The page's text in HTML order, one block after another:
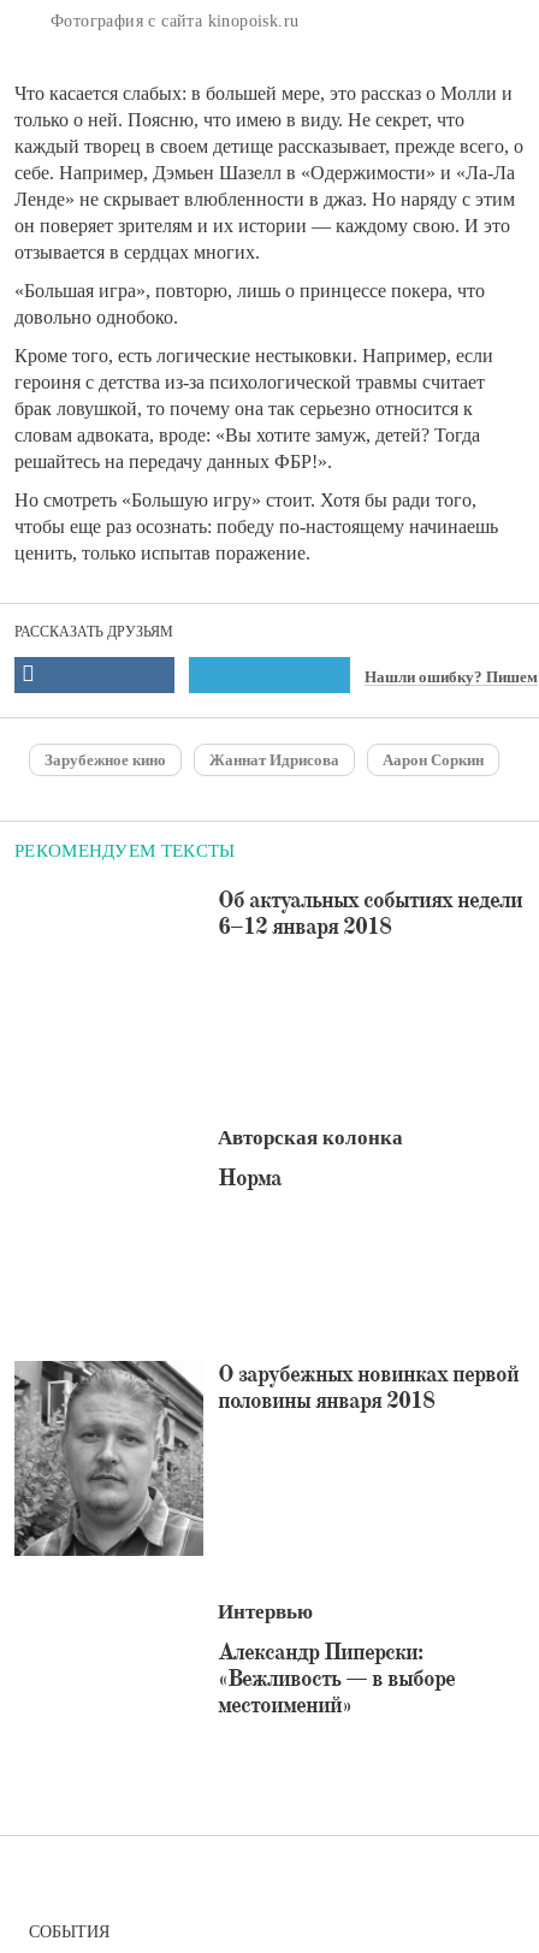
Фотография с сайта kinopoisk.ru
Что касается слабых: в большей мере, это рассказ о Молли и
только о ней. Поясню, что имею в виду. Не секрет, что
каждый творец в своем детище рассказывает, прежде всего, о
себе. Например, Дэмьен Шазелл в «Одержимости» и «Ла-Ла
Ленде» не скрывает влюбленности в джаз. Но наряду с этим
он поверяет зрителям и их истории — каждому свою. И это
отзывается в сердцах многих.
«Большая игра», повторю, лишь о принцессе покера, что
довольно однобоко.
Кроме того, есть логические нестыковки. Например, если
героиня с детства из-за психологической травмы считает
брак ловушкой, то почему она так серьезно относится к
словам адвоката, вроде: «Вы хотите замуж, детей? Тогда
решайтесь на передачу данных ФБР!».
Но смотреть «Большую игру» стоит. Хотя бы ради того,
чтобы еще раз осознать: победу по-настоящему начинаешь
ценить, только испытав поражение.
РАССКАЗАТЬ ДРУЗЬЯМ
Нашли ошибку? Пишем
Зарубежное кино Жаннат Идрисова Аарон Соркин
РЕКОМЕНДУЕМ ТЕКСТЫ
​Об актуальных событиях недели
6–12 января 2018
Авторская колонка
​Норма
​О зарубежных новинках первой
половины января 2018
Интервью
Александр Пиперски:
«Вежливость — в выборе
местоимений»
СОБЫТИЯ